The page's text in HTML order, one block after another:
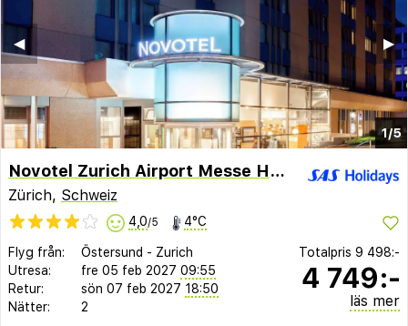
1/5
▶︎
◀︎
Novotel Zurich Airport Messe Hotel
Zürich, Schweiz
4,0/5 4°C
Flyg från: Östersund - Zurich
Utresa:
fre 05 feb 2027 09:55
Retur:
sön 07 feb 2027 18:50
Nätter:
2
Totalpris 9 498:-
4 749:-
läs mer